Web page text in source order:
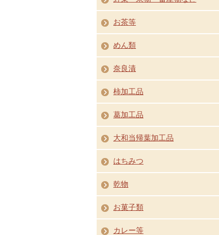
お茶等
めん類
奈良漬
柿加工品
葛加工品
大和当帰葉加工品
はちみつ
乾物
お菓子類
カレー等